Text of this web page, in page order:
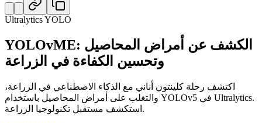
Ultralytics YOLO
YOLOvME: الكشف عن أمراض المحاصيل
وتحسين الكفاءة في الزراعة
اكتشف رحلة كلينتون أناني مع الذكاء الاصطناعي في الزراعة،
والتغلب على أمراض المحاصيل باستخدام YOLOv5 في Ultralytics.
استكشف مستقبل تكنولوجيا الزراعة.